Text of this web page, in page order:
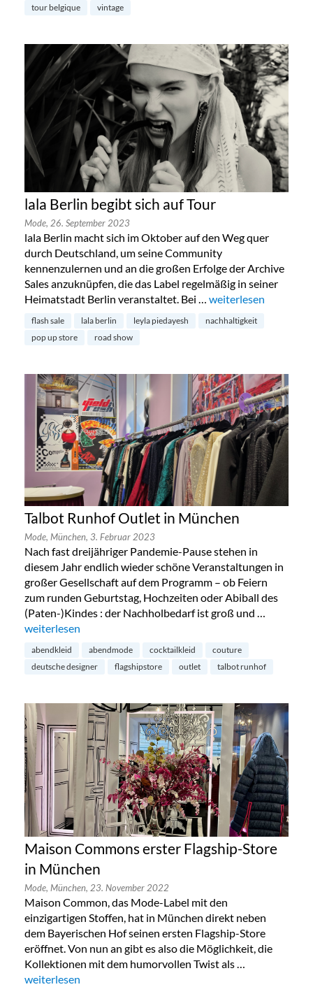
tour belgique vintage
lala Berlin begibt sich auf Tour
Mode, 26. September 2023
lala Berlin macht sich im Oktober auf den Weg quer
durch Deutschland, um seine Community
kennenzulernen und an die großen Erfolge der Archive
Sales anzuknüpfen, die das Label regelmäßig in seiner
Heimatstadt Berlin veranstaltet. Bei … „lala Berlin begibt
weiterlesen
flash sale lala berlin leyla piedayesh
nachhaltigkeit
pop up store
road show
Talbot Runhof Outlet in München
Mode, München, 3. Februar 2023
Nach fast dreijähriger Pandemie-Pause stehen in
diesem Jahr endlich wieder schöne Veranstaltungen in
großer Gesellschaft auf dem Programm – ob Feiern
zum runden Geburtstag, Hochzeiten oder Abiball des
(Paten-)Kindes : der Nachholbedarf ist groß und …
„Talbot Runhof Outlet in München“
weiterlesen
abendkleid abendmode cocktailkleid
couture
deutsche designer
flagshipstore outlet talbot runhof
Maison Commons erster Flagship-Store
in München
Mode, München, 23. November 2022
Maison Common, das Mode-Label mit den
einzigartigen Stoffen, hat in München direkt neben
dem Bayerischen Hof seinen ersten Flagship-Store
eröffnet. Von nun an gibt es also die Möglichkeit, die
Kollektionen mit dem humorvollen Twist als …
„Maison Commons erster Flagship-Store in München“
weiterlesen